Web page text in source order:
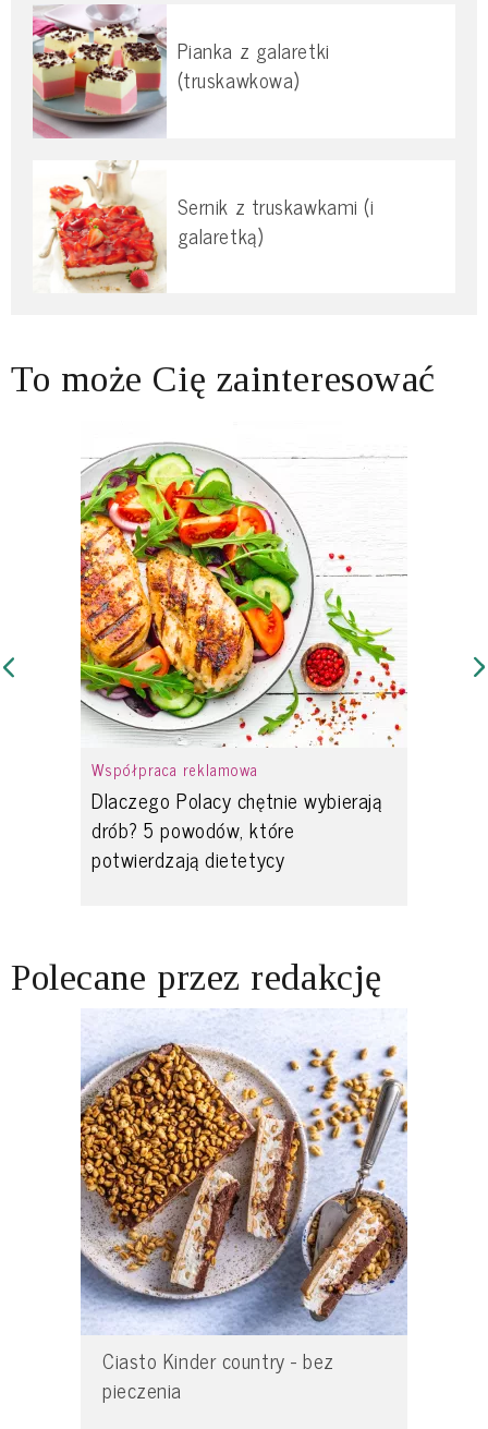
Pianka z galaretki
(truskawkowa)
Sernik z truskawkami (i
galaretką)
To może Cię zainteresować
Współpraca reklamowa
Dlaczego Polacy chętnie wybierają
drób? 5 powodów, które
potwierdzają dietetycy
Polecane przez redakcję
Ciasto Kinder country - bez
pieczenia